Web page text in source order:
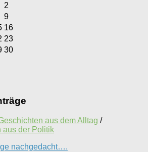
2
9
16
23
30
aus dem Alltag /
aus der Politik
nachgedacht….